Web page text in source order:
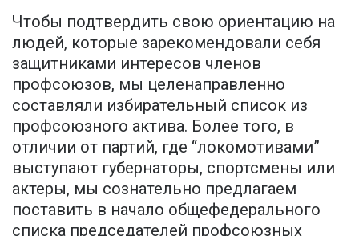
Чтобы подтвердить свою ориентацию на
людей, которые зарекомендовали себя
защитниками интересов членов
профсоюзов, мы целенаправленно
составляли избирательный список из
профсоюзного актива. Более того, в
отличии от партий, где “локомотивами”
выступают губернаторы, спортсмены или
актеры, мы сознательно предлагаем
поставить в начало общефедерального
списка председателей профсоюзных